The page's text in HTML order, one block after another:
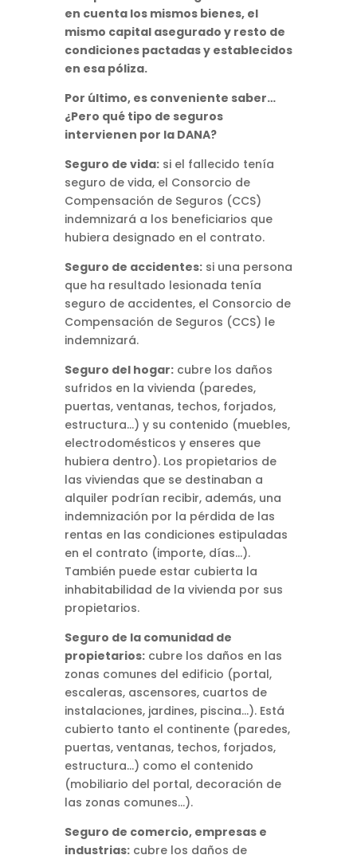
en cuenta los mismos bienes, el
mismo capital asegurado y resto de
condiciones pactadas y establecidos
en esa póliza.
Por último, es conveniente saber…
¿Pero qué tipo de seguros
intervienen por la DANA?
Seguro de vida:si el fallecido tenía
seguro de vida, el Consorcio de
Compensación de Seguros (CCS)
indemnizará a los beneficiarios que
hubiera designado en el contrato.
Seguro de accidentes:si una persona
que ha resultado lesionada tenía
seguro de accidentes, el Consorcio de
Compensación de Seguros (CCS) le
indemnizará.
Seguro del hogar:cubre los daños
sufridos en la vivienda (paredes,
puertas, ventanas, techos, forjados,
estructura…) y su contenido (muebles,
electrodomésticos y enseres que
hubiera dentro). Los propietarios de
las viviendas que se destinaban a
alquiler podrían recibir, además, una
indemnización por la pérdida de las
rentas en las condiciones estipuladas
en el contrato (importe, días…).
También puede estar cubierta la
inhabitabilidad de la vivienda por sus
propietarios.
Seguro de la comunidad de
propietarios:cubre los daños en las
zonas comunes del edificio (portal,
escaleras, ascensores, cuartos de
instalaciones, jardines, piscina…). Está
cubierto tanto el continente (paredes,
puertas, ventanas, techos, forjados,
estructura…) como el contenido
(mobiliario del portal, decoración de
las zonas comunes…).
Seguro de comercio, empresas e
industrias:cubre los daños de